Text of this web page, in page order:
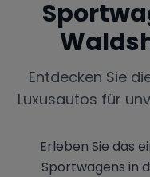
Entdecken Sie
Luxusautos für
Erleben Sie das
Sportwagens in